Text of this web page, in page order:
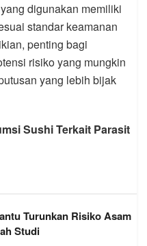
digunakan memiliki
standar keamanan
penting bagi
risiko yang mungkin
yang lebih bijak
Sushi Terkait Parasit
Turunkan Risiko Asam
Studi